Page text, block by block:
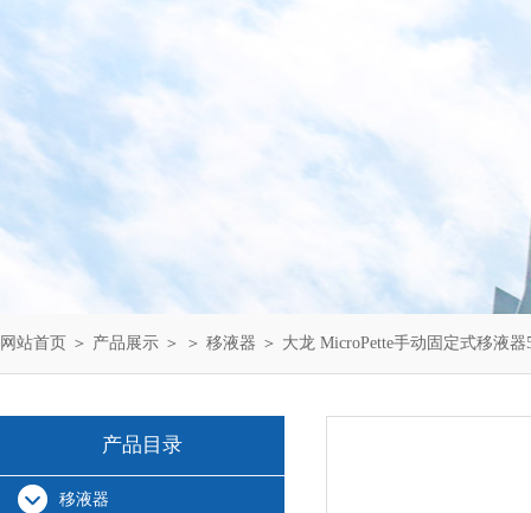
网站首页 ＞ 产品展示 ＞ ＞ 移液器 ＞ 大龙 MicroPette手动固定式移液器
产品目录
移液器